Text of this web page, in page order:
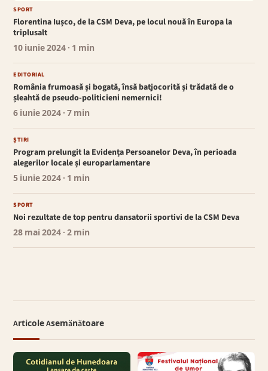
SPORT
Florentina Iușco, de la CSM Deva, pe locul nouă în Europa la
triplusalt
10 iunie 2024 · 1 min
EDITORIAL
România frumoasă și bogată, însă batjocorită și trădată de o
șleahtă de pseudo-politicieni nemernici!
6 iunie 2024 · 7 min
ȘTIRI
Program prelungit la Evidența Persoanelor Deva, în perioada
alegerilor locale și europarlamentare
5 iunie 2024 · 1 min
SPORT
Noi rezultate de top pentru dansatorii sportivi de la CSM Deva
28 mai 2024 · 2 min
Articole Asemănătoare